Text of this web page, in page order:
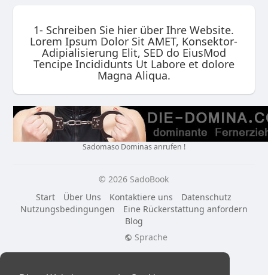
1- Schreiben Sie hier über Ihre Website.
Lorem Ipsum Dolor Sit AMET, Konsektor-
Adipialisierung Elit, SED do EiusMod
Tencipe Incididunts Ut Labore et dolore
Magna Aliqua.
Sadomaso Dominas anrufen !
© 2026 SadoBook
Start
Über Uns Kontaktiere uns
Datenschutz
Nutzungsbedingungen
Eine Rückerstattung anfordern
Blog
Sprache